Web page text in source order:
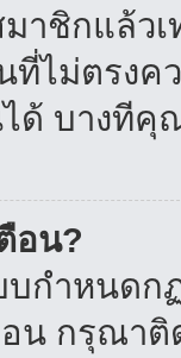
าชิกแล้ว
ที่ไม่ตรง
ด้ บางที
อน?
กำหนดก
น กรุณา